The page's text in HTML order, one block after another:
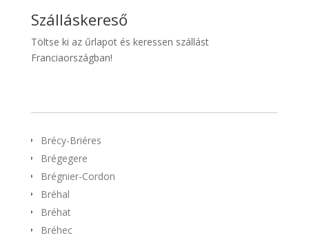
Taxi
Szálláskereső
Töltse ki az űrlapot és keressen szállást
Franciaországban!
Brécy-Briéres
Brégegere
Brégnier-Cordon
Bréhal
Bréhat
Bréhec